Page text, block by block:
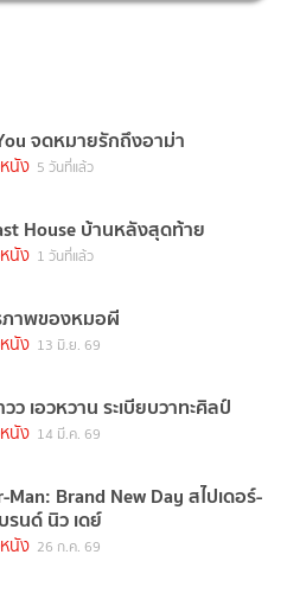
จดหมายรักถึงอาม่า
นัง 5 วันที่แล้ว
House บ้านหลังสุดท้าย
นัง 1 วันที่แล้ว
ภาพของหมอผี
นัง 13 มิ.ย. 69
ว เอวหวาน ระเบียบวาทะศิลป์
นัง 14 มี.ค. 69
Man: Brand New Day สไปเดอร์-
รนด์ นิว เดย์
นัง 26 ก.ค. 69